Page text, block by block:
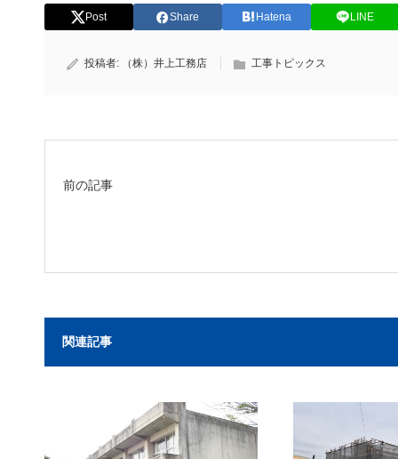
Post Share Hatena LINE
投稿者: （株）井上工務店 工事トピックス
前の記事
関連記事